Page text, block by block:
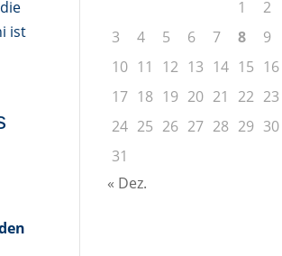
ist
1
2
3
4 5 6 7 8
9
10 11 12 13 14 15 16
17 18 19 20 21 22 23
24 25 26 27 28 29 30
31
« Dez.